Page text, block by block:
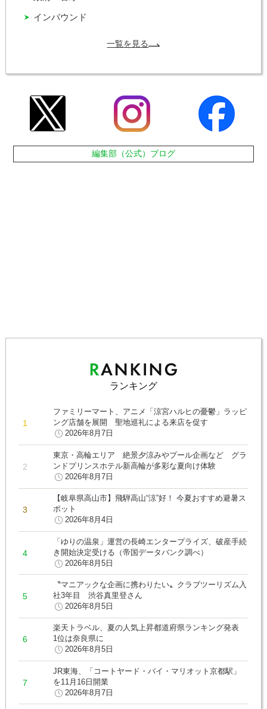
インバウンド
一覧を見る
編集部（公式）ブログ
ランキング
ファミリーマート、アニメ「涼宮ハルヒの憂鬱」ラッピ
ング店舗を展開 聖地巡礼による来店を促す
2026年8月7日
東京・高輪エリア 絶景夕涼みやプール企画など グラ
ンドプリンスホテル新高輪が多彩な夏向け体験
2026年8月7日
【岐阜県高山市】飛騨高山“涼”好！ 今夏おすすめ避暑ス
ポット
2026年8月4日
「ゆりの温泉」運営の長崎エンタープライズ、破産手続
き開始決定受ける（帝国データバンク調べ）
2026年8月5日
〝マニアックな企画に携わりたい〟クラブツーリズム入
社3年目 渋谷真里登さん
2026年8月5日
楽天トラベル、夏の人気上昇都道府県ランキング発表
1位は奈良県に
2026年8月5日
JR東海、「コートヤード・バイ・マリオット京都駅」
を11月16日開業
2026年8月7日